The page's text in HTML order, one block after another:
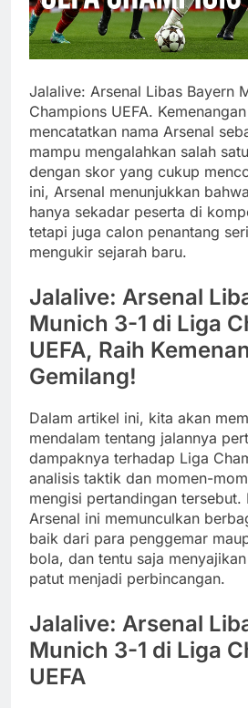
Jalalive: Arsenal Libas Bayern
Champions UEFA.
mencatatkan nama Arsenal
mampu mengalahkan salah
dengan skor yang cukup
ini, Arsenal menunjukkan
hanya sekadar peserta di
tetapi juga calon penantang
mengukir sejarah baru.
Jalalive: Arsenal
Munich 3-1 di Liga
UEFA, Raih
Gemilang!
Dalam artikel ini, kita akan
mendalam tentang jalannya
dampaknya terhadap Liga
analisis taktik dan momen-
mengisi pertandingan tersebut.
Arsenal ini memunculkan
baik dari para penggemar
bola, dan tentu saja menyajikan
patut menjadi perbincangan.
Jalalive: Arsenal
Munich 3-1 di Liga
UEFA